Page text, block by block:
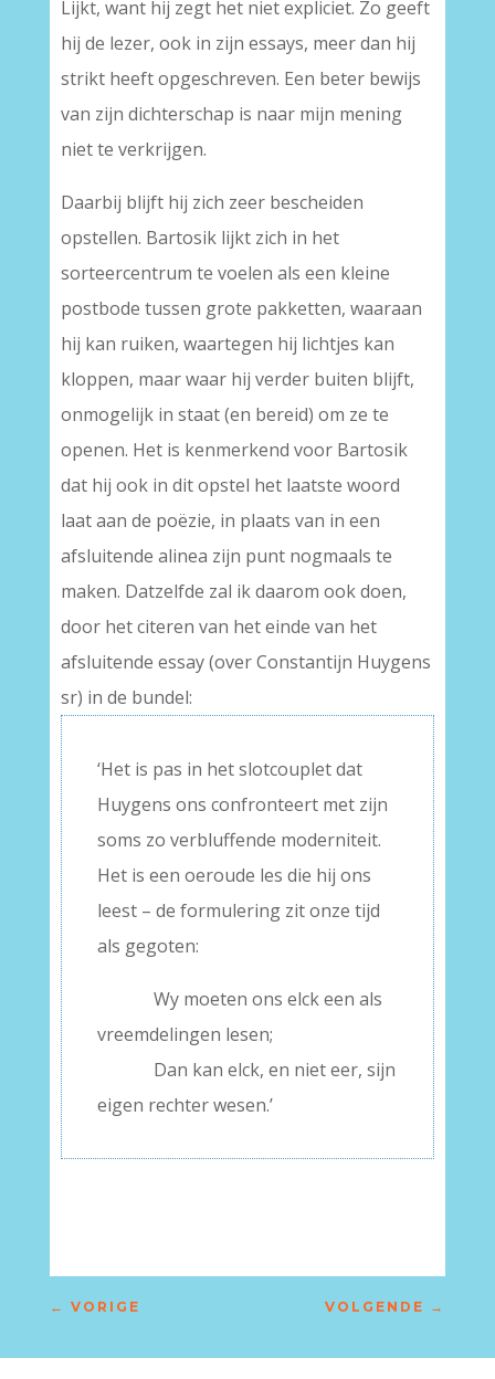
Lijkt, want hij zegt het niet expliciet. Zo geeft
hij de lezer, ook in zijn essays, meer dan hij
strikt heeft opgeschreven. Een beter bewijs
van zijn dichterschap is naar mijn mening
niet te verkrijgen.
Daarbij blijft hij zich zeer bescheiden
opstellen. Bartosik lijkt zich in het
sorteercentrum te voelen als een kleine
postbode tussen grote pakketten, waaraan
hij kan ruiken, waartegen hij lichtjes kan
kloppen, maar waar hij verder buiten blijft,
onmogelijk in staat (en bereid) om ze te
openen. Het is kenmerkend voor Bartosik
dat hij ook in dit opstel het laatste woord
laat aan de poëzie, in plaats van in een
afsluitende alinea zijn punt nogmaals te
maken. Datzelfde zal ik daarom ook doen,
door het citeren van het einde van het
afsluitende essay (over Constantijn Huygens
sr) in de bundel:
‘Het is pas in het slotcouplet dat
Huygens ons confronteert met zijn
soms zo verbluffende moderniteit.
Het is een oeroude les die hij ons
leest – de formulering zit onze tijd
als gegoten:
Wy moeten ons elck een als
vreemdelingen lesen;
Dan kan elck, en niet eer, sijn
eigen rechter wesen.’
← VORIGE VOLGENDE →